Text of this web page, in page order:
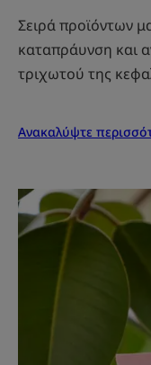
Σειρά προϊόντων
καταπράυνση και
τριχωτού της
Ανακαλύψτε